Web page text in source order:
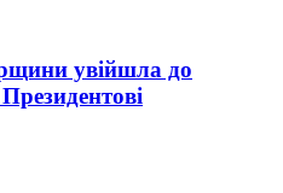
увійшла до